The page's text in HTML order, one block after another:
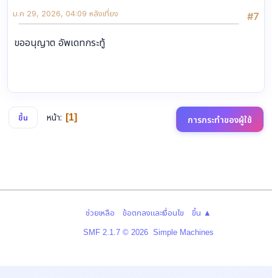
#7
ม.ค 29, 2026, 04:09 หลังเที่ยง
ขออนุญาต อัพเดทกระทู้
ขึ้น หน้า 1 การกระทำของผู้ใช้
ช่วยเหลือ ข้อตกลงและเงื่อนไข ขึ้น ▲
SMF 2.1.7 © 2026, Simple Machines